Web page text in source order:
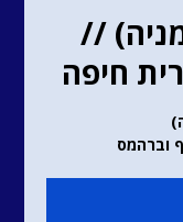
//
חיפה
וברהמס